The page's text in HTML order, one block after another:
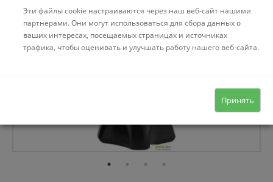
Эти файлы cookie настраиваются через наш веб-сайт нашими
партнерами. Они могут использоваться для сбора данных о
ваших интересах, посещаемых страницах и источниках
трафика, чтобы оценивать и улучшать работу нашего веб-сайта.
Принять